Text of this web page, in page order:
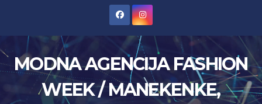
content
MODNA AGENCIJA FASHION
WEEK / MANEKENKE,